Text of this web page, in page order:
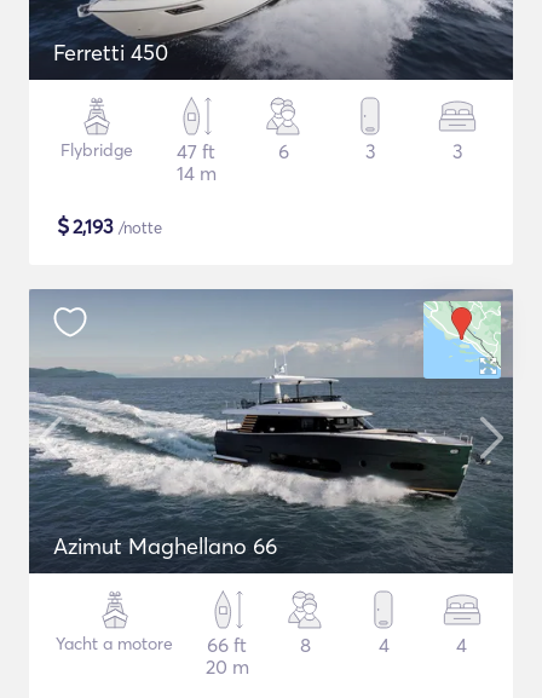
Ferretti 450
Flybridge
47 ft
14 m
6 3 3
$2,193 /notte
Azimut Maghellano 66
Yacht a motore
66 ft
20 m
8 4 4